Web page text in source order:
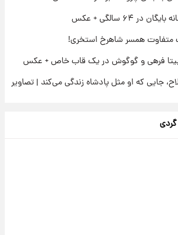
۶۴ سالگی + عکس
متفاوت همسر شاهرخ استخری!
بیتا فرهی و گوگوش در یک قاب خاص + عکس
جایی که او مثل پادشاه زندگی می‌کند | تصاویر